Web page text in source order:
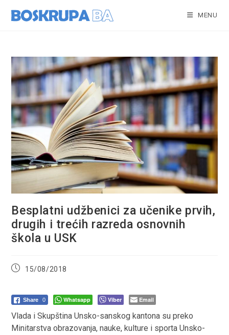
MENU
Besplatni udžbenici za učenike prvih,
drugih i trećih razreda osnovnih
škola u USK
Post15/08/2018
Share 0 Whatsapp Viber Email
Vlada i Skupština Unsko-sanskog kantona su preko
Minitarstva obrazovanja, nauke, kulture i sporta Unsko-